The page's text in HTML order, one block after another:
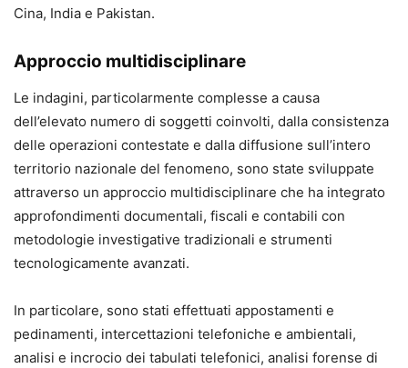
Cina, India e Pakistan.
Approccio multidisciplinare
Le indagini, particolarmente complesse a causa
dell’elevato numero di soggetti coinvolti, dalla consistenza
delle operazioni contestate e dalla diffusione sull’intero
territorio nazionale del fenomeno, sono state sviluppate
attraverso un approccio multidisciplinare che ha integrato
approfondimenti documentali, fiscali e contabili con
metodologie investigative tradizionali e strumenti
tecnologicamente avanzati.
In particolare, sono stati effettuati appostamenti e
pedinamenti, intercettazioni telefoniche e ambientali,
analisi e incrocio dei tabulati telefonici, analisi forense di